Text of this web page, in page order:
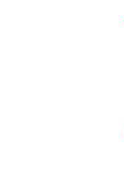
שנראית
האישית, שמי
ליהנות מכל
דרכים לתרום
וישן
בנטל,
מעבירים